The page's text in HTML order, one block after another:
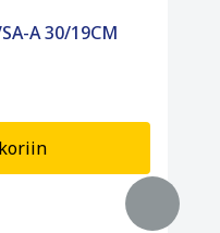
A 30/19CM